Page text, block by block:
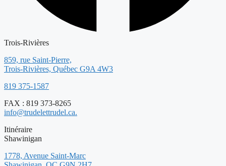
Trois-Rivières
859, rue Saint-Pierre,
Trois-Rivières, Québec G9A 4W3
819 375-1587
FAX : 819 373-8265
info@trudelettrudel.ca.
Itinéraire
Shawinigan
1778, Avenue Saint-Marc